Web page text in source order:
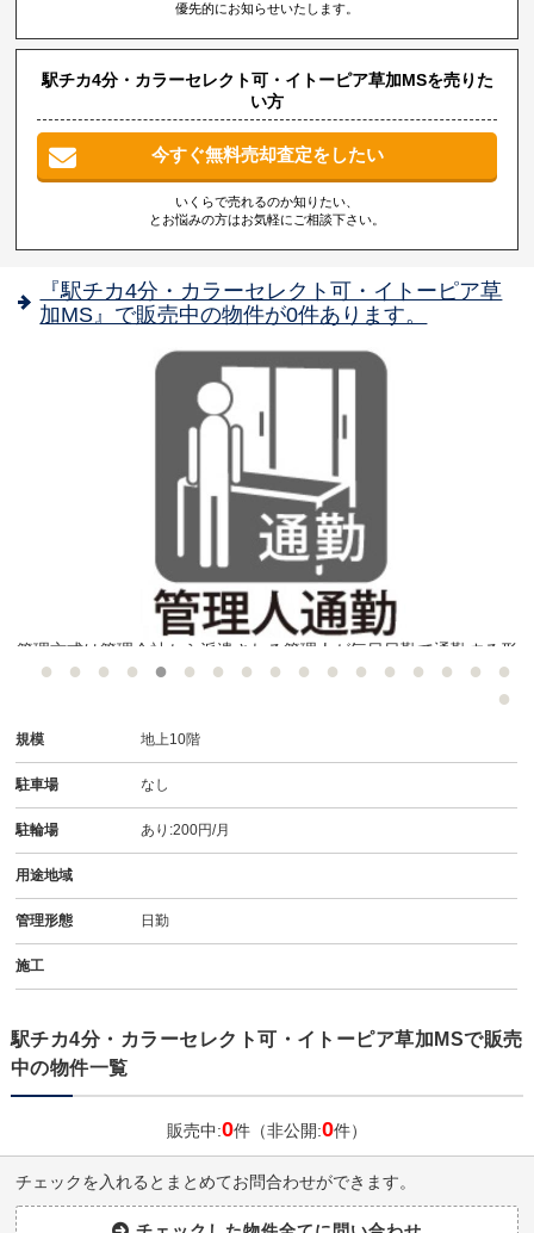
優先的にお知らせいたします。
駅チカ4分・カラーセレクト可・イトーピア草加MSを売りた
い方
今すぐ無料売却査定をしたい
いくらで売れるのか知りたい、
とお悩みの方はお気軽にご相談下さい。
『駅チカ4分・カラーセレクト可・イトーピア草
加MS』で販売中の物件が0件あります。
管理方式は管理会社から派遣される管理人が毎日日勤で通勤する形
態となっています！
規模 地上10階
駐車場 なし
駐輪場 あり:200円/月
用途地域
管理形態 日勤
施工
駅チカ4分・カラーセレクト可・イトーピア草加MSで販売
中の物件一覧
販売中:0件（非公開:0件）
チェックを入れるとまとめてお問合わせができます。